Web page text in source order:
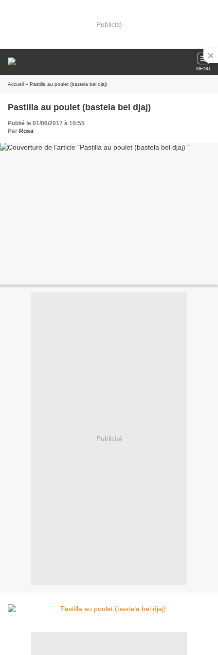
Publicité
MENU
Accueil » Pastilla au poulet (bastela bel djaj)
Pastilla au poulet (bastela bel djaj)
Publié le 01/06/2017 à 10:55
Par Rosa
Publicité